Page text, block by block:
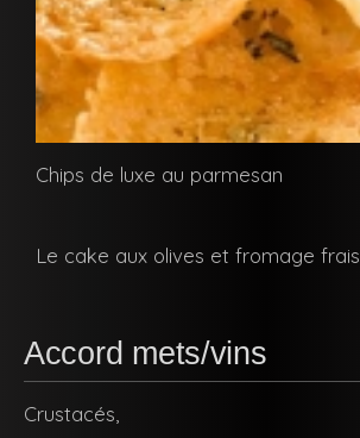
Chips de luxe au parmesan
Le cake aux olives et fromage frais
Accord mets/vins
Crustacés,